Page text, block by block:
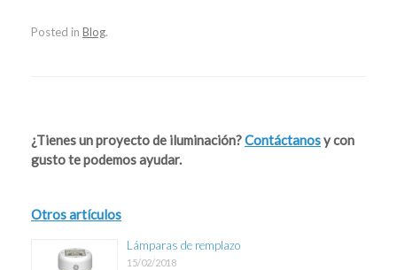
Posted in Blog.
¿Tienes un proyecto de iluminación?Contáctanosy con
gusto te podemos ayudar.
Otros artículos
Lámparas de remplazo
15/02/2018